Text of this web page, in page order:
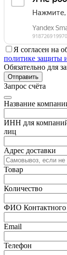
Я согласен на
политике защиты
Обязательно для
Отправить
Запрос счёта
Название
ИНН для компаний
лиц
Адрес доставки
Товар
Количество
ФИО Контактного
Email
Телефон